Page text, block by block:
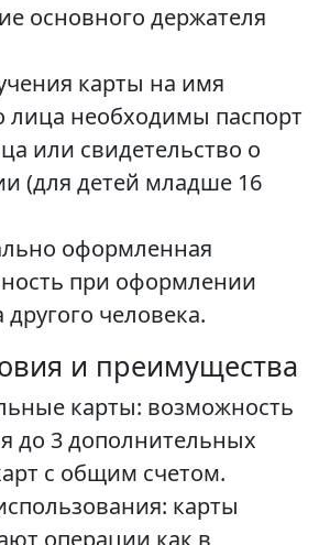
основного держателя
карты на имя
лица необходимы паспорт
или свидетельство о
(для детей младше 16
оформленная
при оформлении
другого человека.
и преимущества
карты: возможность
до 3 дополнительных
с общим счетом.
карты
операции как в